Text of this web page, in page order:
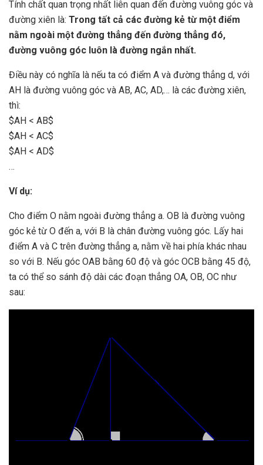
Tính chất quan trọng nhất liên quan đến đường vuông góc và
đường xiên là: Trong tất cả các đường kẻ từ một điểm
nằm ngoài một đường thẳng đến đường thẳng đó,
đường vuông góc luôn là đường ngắn nhất.
Điều này có nghĩa là nếu ta có điểm A và đường thẳng d, với
AH là đường vuông góc và AB, AC, AD,… là các đường xiên,
thì:
$AH < AB$
$AH < AC$
$AH < AD$
…
Ví dụ:
Cho điểm O nằm ngoài đường thẳng a. OB là đường vuông
góc kẻ từ O đến a, với B là chân đường vuông góc. Lấy hai
điểm A và C trên đường thẳng a, nằm về hai phía khác nhau
so với B. Nếu góc OAB bằng 60 độ và góc OCB bằng 45 độ,
ta có thể so sánh độ dài các đoạn thẳng OA, OB, OC như
sau: